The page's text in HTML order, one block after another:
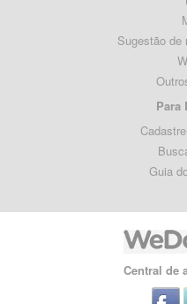
Sugestão de
Para
Guia
Central de